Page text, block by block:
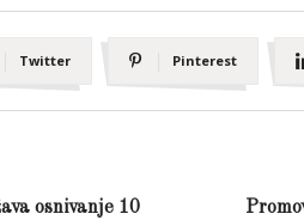
Twitter Pinterest
osnivanje 10